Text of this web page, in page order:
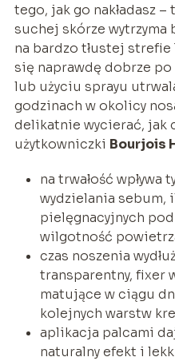
tego, jak go nakładasz
suchej skórze wytrzyma
na bardzo tłustej strefie
się naprawdę dobrze
lub użyciu sprayu
godzinach w okolicy
delikatnie wycierać, jak
użytkowniczki Bourjois
na trwałość wpływa
wydzielania
pielęgnacyjnych
wilgotność
czas noszenia
transparentny, fixer
matujące w ciągu
kolejnych warstw
aplikacja palcami
naturalny efekt i